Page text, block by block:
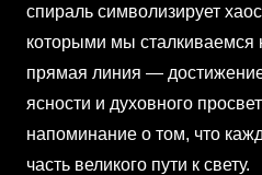
спираль символизирует
которыми мы сталкиваемся
прямая линия —
ясности и духовного
напоминание о том, что
часть великого пути к свету.